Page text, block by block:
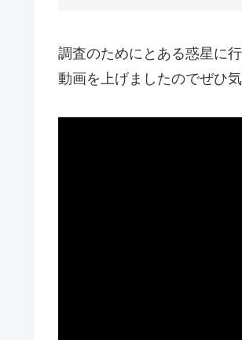
調査のためにとある惑星に
動画を上げましたのでぜひ